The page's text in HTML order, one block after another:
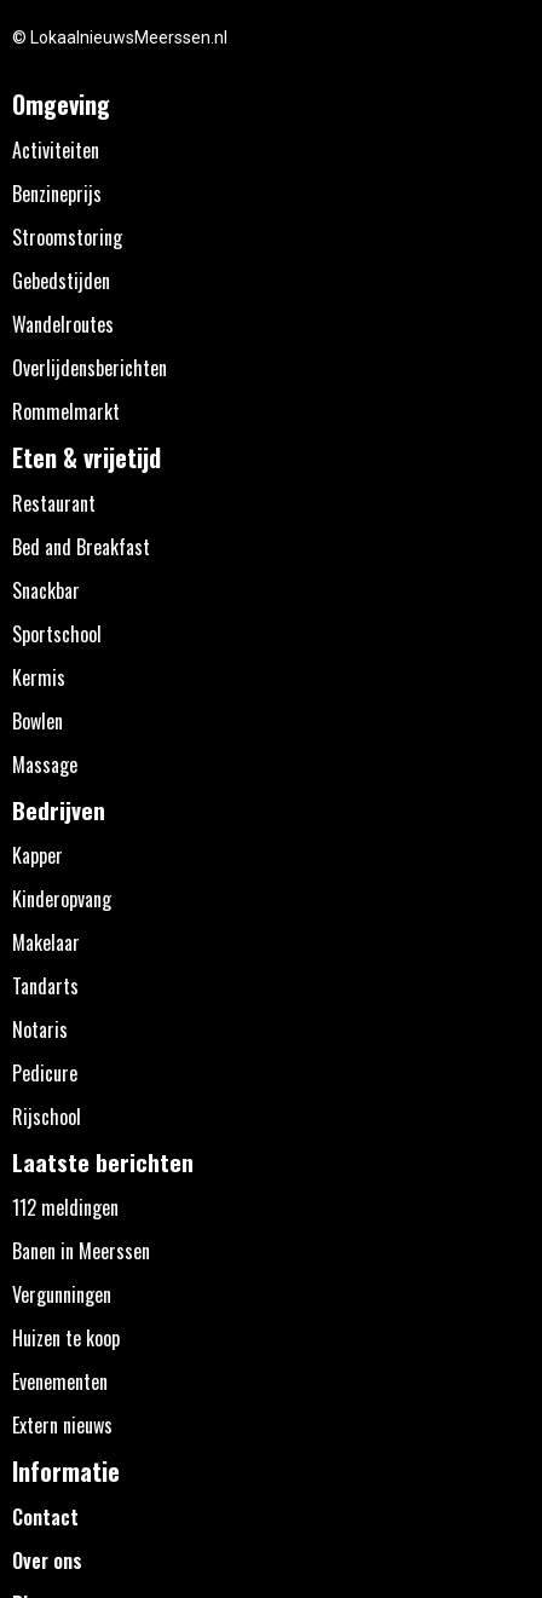
© LokaalnieuwsMeerssen.nl
Omgeving
Activiteiten
Benzineprijs
Stroomstoring
Gebedstijden
Wandelroutes
Overlijdensberichten
Rommelmarkt
Eten & vrijetijd
Restaurant
Bed and Breakfast
Snackbar
Sportschool
Kermis
Bowlen
Massage
Bedrijven
Kapper
Kinderopvang
Makelaar
Tandarts
Notaris
Pedicure
Rijschool
Laatste berichten
112 meldingen
Banen in Meerssen
Vergunningen
Huizen te koop
Evenementen
Extern nieuws
Informatie
Contact
Over ons